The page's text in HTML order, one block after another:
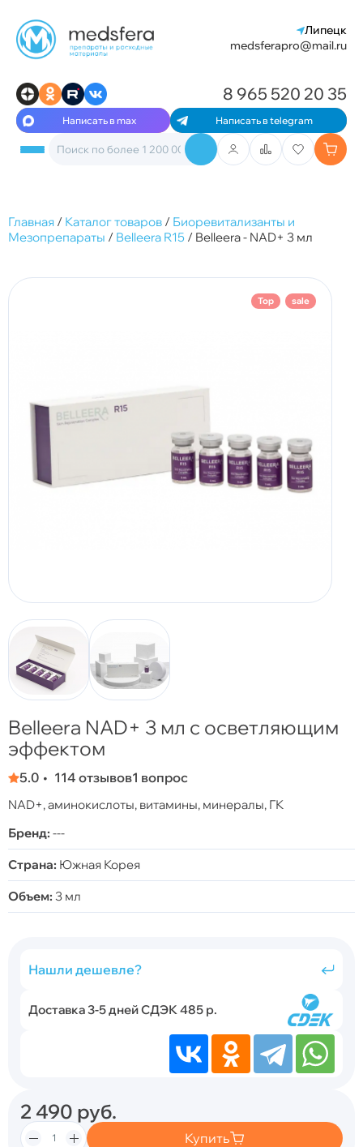
Липецк
medsferapro@mail.ru
Написать в max Написать в telegram
8 965 520 20 35
Главная / Каталог товаров / Биоревитализанты и
Мезопрепараты / Belleera R15 / Belleera - NAD+ 3 мл
Belleera NAD+ 3 мл с осветляющим
эффектом
5.0 114 отзывов1 вопрос
NAD+, аминокислоты, витамины, минералы, ГК
Бренд: ---
Страна: Южная Корея
Объем: 3 мл
Нашли дешевле?
Доставка 3-5 дней СДЭК 485 р.
2 490 руб.
Купить